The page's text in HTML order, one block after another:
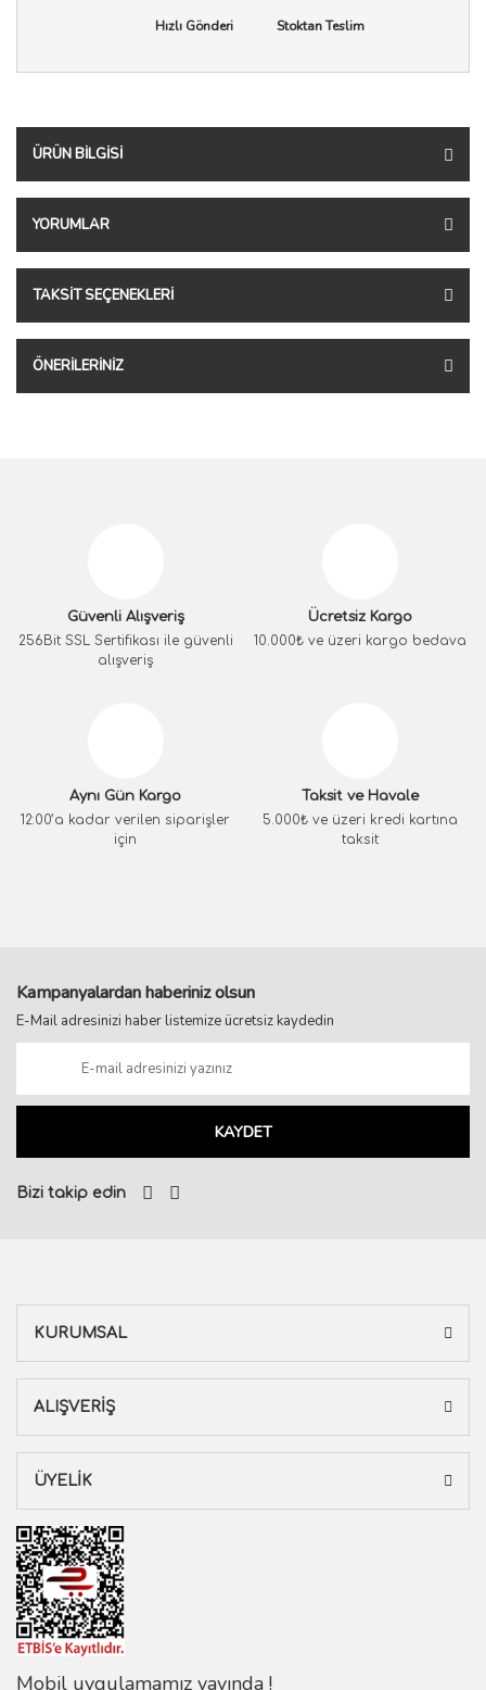
Hızlı Gönderi Stoktan Teslim
ÜRÜN BILGISI
YORUMLAR
TAKSIT SEÇENEKLERI
ÖNERILERINIZ
Güvenli Alışveriş
256Bit SSL Sertifikası ile güvenli
alışveriş
Ücretsiz Kargo
10.000₺ ve üzeri kargo bedava
Aynı Gün Kargo
12:00’a kadar verilen siparişler
için
Taksit ve Havale
5.000₺ ve üzeri kredi kartına
taksit
Kampanyalardan haberiniz olsun
E-Mail adresinizi haber listemize ücretsiz kaydedin
KAYDET
Bizi takip edin
KURUMSAL
ALIŞVERİŞ
ÜYELİK
Mobil uygulamamız yayında !